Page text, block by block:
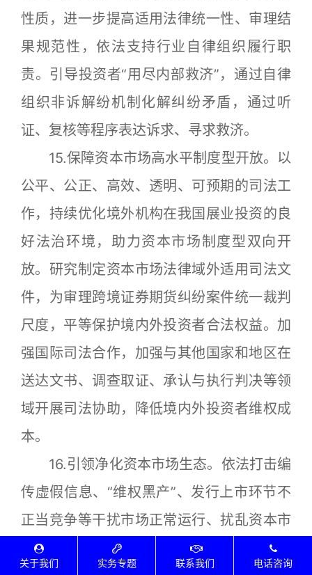
性质，进一步提高适用法律统一性、审理结
果规范性，依法支持行业自律组织履行职
责。引导投资者“用尽内部救济”，通过自律
组织非诉解纷机制化解纠纷矛盾，通过听
证、复核等程序表达诉求、寻求救济。
15.保障资本市场高水平制度型开放。以
公平、公正、高效、透明、可预期的司法工
作，持续优化境外机构在我国展业投资的良
好法治环境，助力资本市场制度型双向开
放。研究制定资本市场法律域外适用司法文
件，为审理跨境证券期货纠纷案件统一裁判
尺度，平等保护境内外投资者合法权益。加
强国际司法合作，加强与其他国家和地区在
送达文书、调查取证、承认与执行判决等领
域开展司法协助，降低境内外投资者维权成
本。
16.引领净化资本市场生态。依法打击编
传虚假信息、“维权黑产”、发行上市环节不
正当竞争等干扰市场正常运行、扰乱资本市
场秩序的违法行为，形成风清气正的市场生
关于我们 实务专题 联系我们 电话咨询